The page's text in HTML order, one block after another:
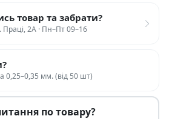
товар та забрати?
Праці, 2А · Пн–Пт 09–16
0,25–0,35 мм. (від 50 шт)
по товару?